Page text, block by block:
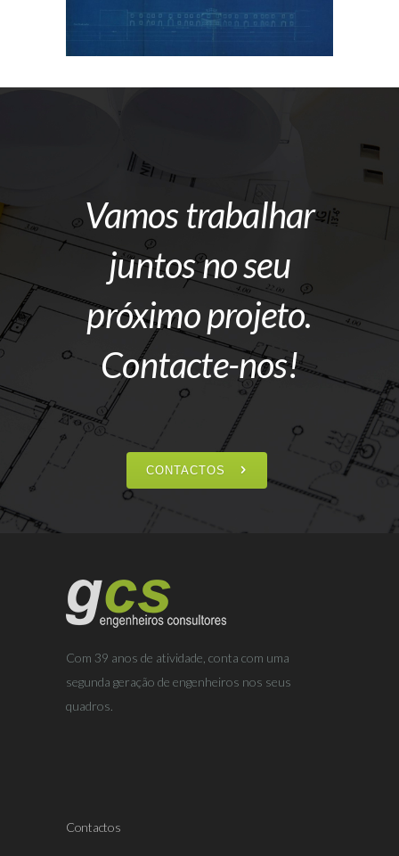
Vamos trabalhar
juntos no seu
próximo projeto.
Contacte-nos!
CONTACTOS
Com 39 anos de atividade, conta com uma
segunda geração de engenheiros nos seus
quadros.
Contactos